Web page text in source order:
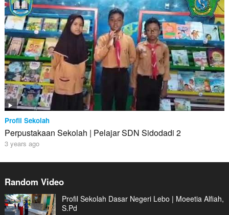
Profil Sekolah
Perpustakaan Sekolah | Pelajar SDN Sidodadi 2
3 years ago
Random Video
Profil Sekolah Dasar Negeri Lebo | Moeetia Alfiah,
S.Pd